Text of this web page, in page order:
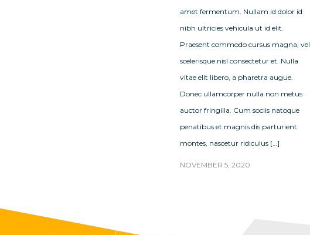
amet fermentum. Nullam id dolor id
nibh ultricies vehicula ut id elit.
Praesent commodo cursus magna, vel
scelerisque nisl consectetur et. Nulla
vitae elit libero, a pharetra augue.
Donec ullamcorper nulla non metus
auctor fringilla. Cum sociis natoque
penatibus et magnis dis parturient
montes, nascetur ridiculus […]
NOVEMBER 5, 2020